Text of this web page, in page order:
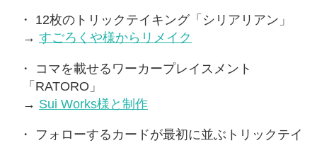
12枚のトリックテイキング「シリアリアン」
→ すごろくや様からリメイク
コマを載せるワーカープレイスメント
「RATORO」
→ Sui Works様と制作
フォローするカードが最初に並ぶトリックテイ